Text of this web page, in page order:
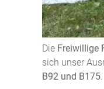
Die Stadt
Die Freiwillige
sich unser
B92 und B175.